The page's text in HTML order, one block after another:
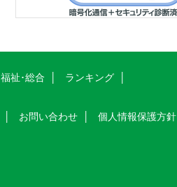
福祉･総合
ランキング
お問い合わせ
個人情報保護方針